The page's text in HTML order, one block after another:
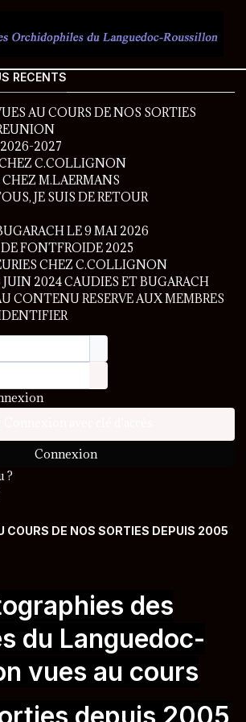
RECENTS
AU COURS DE NOS SORTIES
2027
C.COLLIGNON
M.LAERMANS
JE SUIS DE RETOUR
LE 9 MAI 2026
FONTFROIDE 2025
CHEZ C.COLLIGNON
JUIN 2024 CAUDIES ET BUGARACH
CONTENU RESERVE AUX MEMBRES
Afficher le mot de passe
Connexion
?
COURS DE NOS SORTIES DEPUIS 2005
des
du Languedoc-
vues au cours